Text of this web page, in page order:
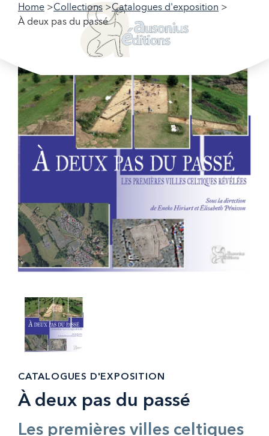
Home Collections
Catalogues d'exposition
À deux pas du passé
CATALOGUES D'EXPOSITION
À deux pas du passé
Les premières villes celtiques